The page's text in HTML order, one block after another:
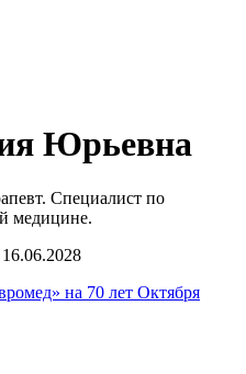
Юрьевна
Специалист по
медицине.
на 70 лет Октября